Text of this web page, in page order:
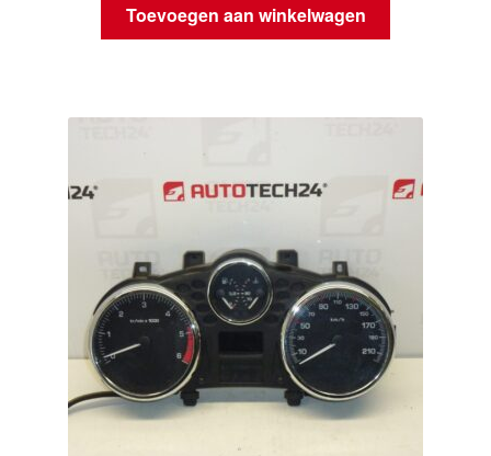
Toevoegen aan winkelwagen